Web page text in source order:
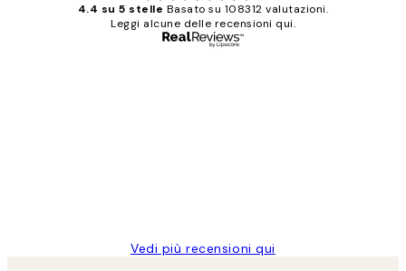
4.4 su 5 stelle Basato su 108312 valutazioni.
Leggi alcune delle recensioni qui.
Vedi più recensioni qui